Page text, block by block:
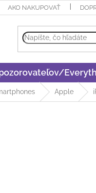
AKO NAKUPOVAŤ
Apple